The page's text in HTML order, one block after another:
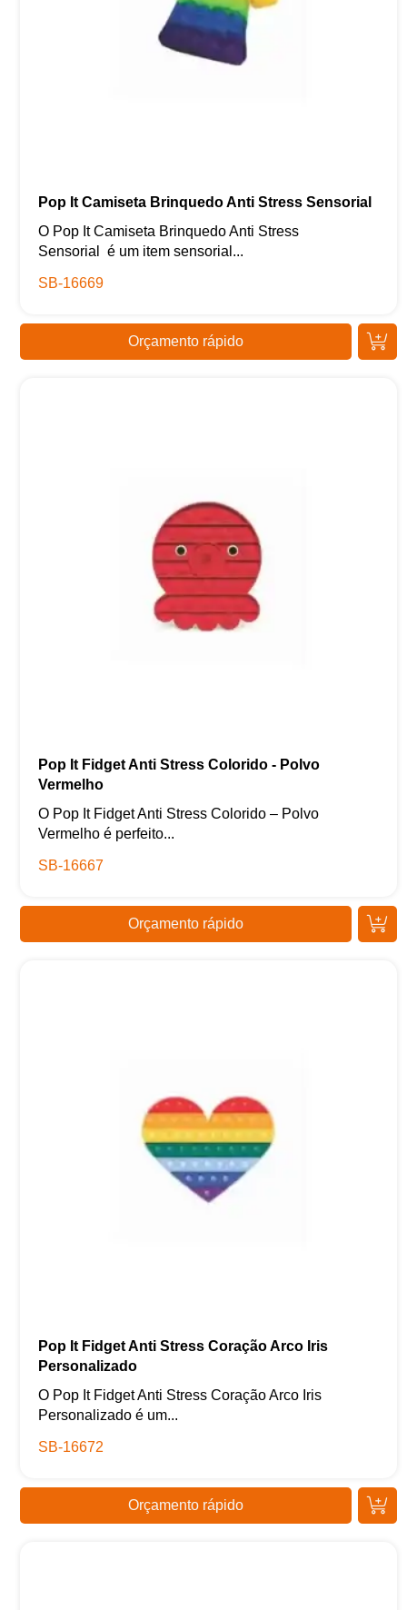
Pop It Camiseta Brinquedo Anti Stress Sensorial
O Pop It Camiseta Brinquedo Anti Stress
Sensorial é um item sensorial...
SB-16669
Orçamento rápido
Pop It Fidget Anti Stress Colorido - Polvo
Vermelho
O Pop It Fidget Anti Stress Colorido – Polvo
Vermelho é perfeito...
SB-16667
Orçamento rápido
Pop It Fidget Anti Stress Coração Arco Iris
Personalizado
O Pop It Fidget Anti Stress Coração Arco Iris
Personalizado é um...
SB-16672
Orçamento rápido